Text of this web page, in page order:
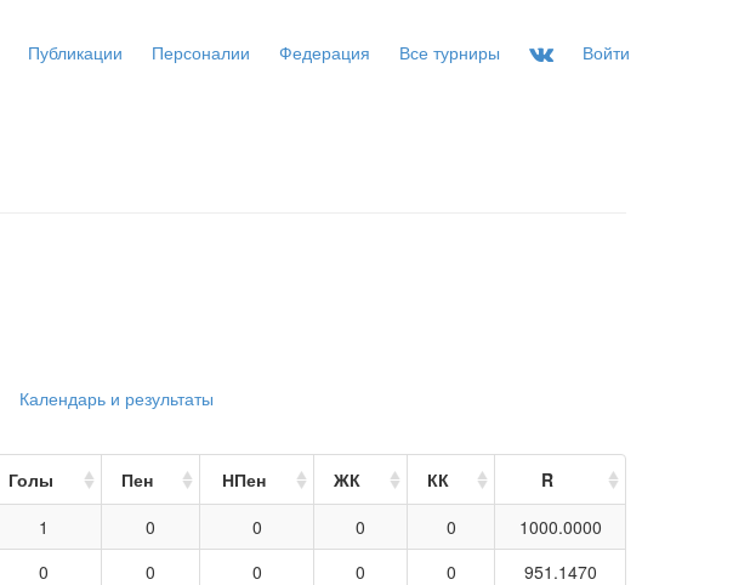
Публикации Персоналии Федерация Все турниры Войти
Календарь и результаты
Голы Пен НПен ЖК КК
R
1 0 0 0 0
1000.0000
0 0 0 0 0
951.1470